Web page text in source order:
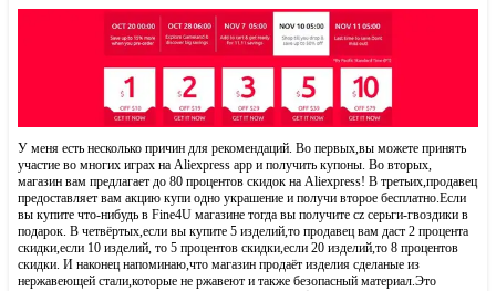
У меня есть несколько причин для рекомендаций. Во первых,вы можете принять
участие во многих играх на Aliexpress app и получить купоны. Во вторых,
магазин вам предлагает до 80 процентов скидок на Aliexpress! В третьих,продавец
предоставляет вам акцию купи одно украшение и получи второе бесплатно.Если
вы купите что-нибудь в Fine4U магазине тогда вы получите cz серьги-гвоздики в
подарок. В четвёртых,если вы купите 5 изделий,то продавец вам даст 2 процента
скидки,если 10 изделий, то 5 процентов скидки,если 20 изделий,то 8 процентов
скидки. И наконец напоминаю,что магазин продаёт изделия сделаные из
нержавеющей стали,которые не ржавеют и также безопасный материал.Это